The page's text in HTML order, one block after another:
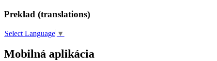
Preklad (translations)
Select Language ▼
Mobilná aplikácia